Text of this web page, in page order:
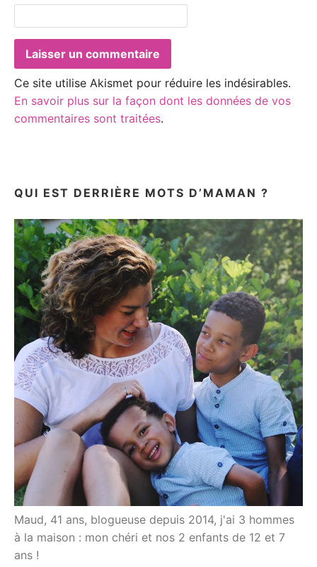
Ce site utilise Akismet pour réduire les indésirables.
En savoir plus sur la façon dont les données de vos
commentaires sont traitées.
QUI EST DERRIÈRE MOTS D’MAMAN ?
Maud, 41 ans, blogueuse depuis 2014, j'ai 3 hommes
à la maison : mon chéri et nos 2 enfants de 12 et 7
ans !